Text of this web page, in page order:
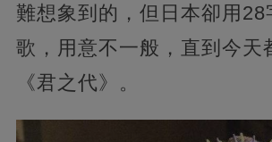
難想象到的，但日本卻用28
歌，用意不一般，直到今天
《君之代》。